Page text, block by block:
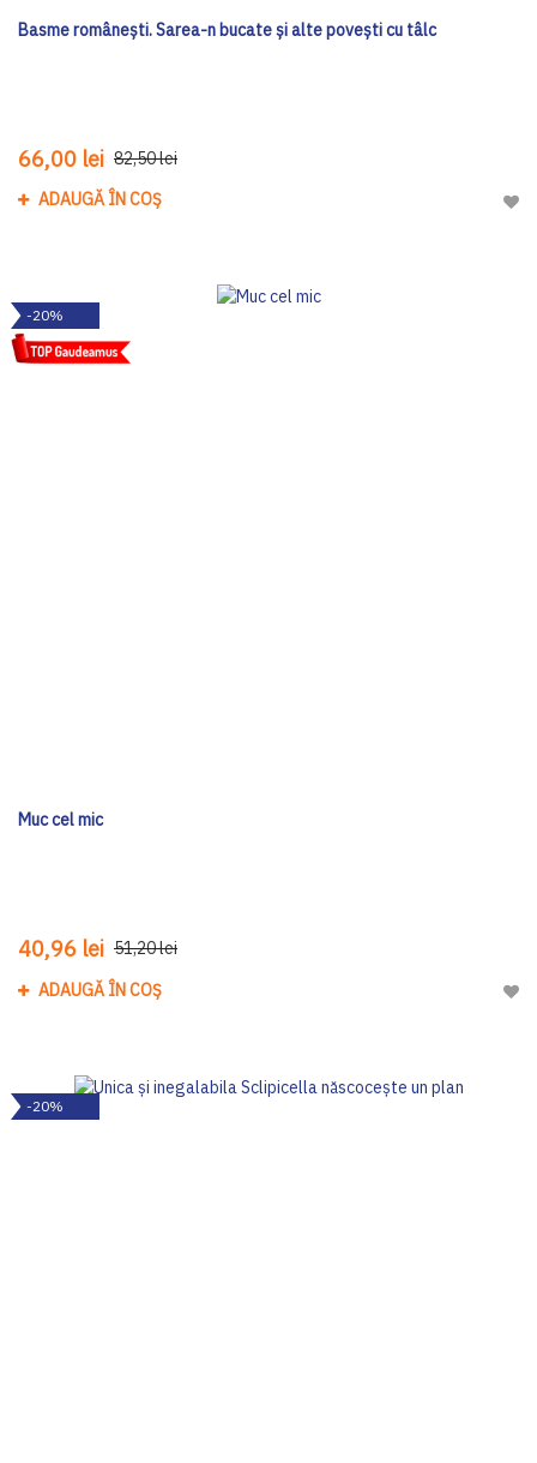
Basme românești. Sarea-n bucate și alte povești cu tâlc
66,00 lei 82,50 lei
ADAUGĂ ÎN COȘ
-20%
Muc cel mic
40,96 lei 51,20 lei
ADAUGĂ ÎN COȘ
-20%